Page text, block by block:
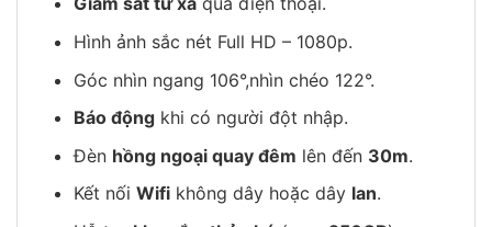
Hình ảnh sắc nét Full HD – 1080p.
Góc nhìn ngang 106°,nhìn chéo 122°.
Báo độngkhi có người đột nhập.
Đèn hồng ngoại quay đêm lên đến 30m.
Kết nối Wifikhông dây hoặc dây lan.